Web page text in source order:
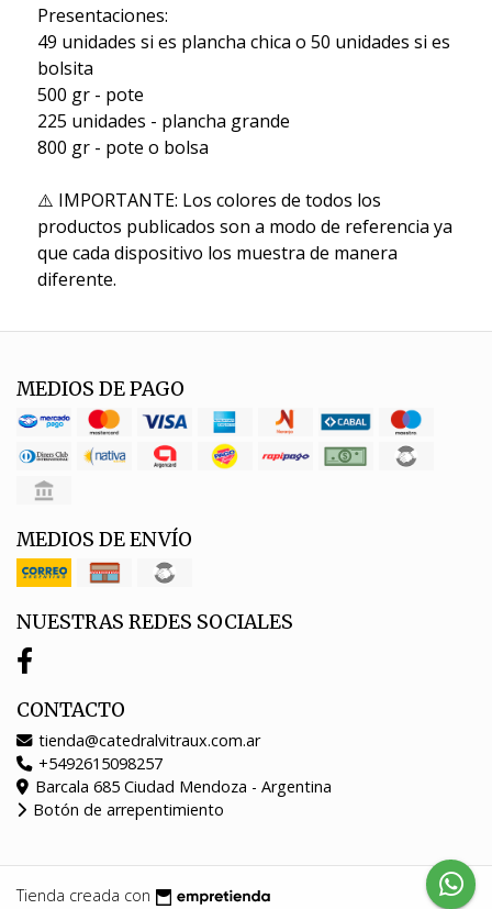
Presentaciones:
49 unidades si es plancha chica o 50 unidades si es
bolsita
500 gr - pote
225 unidades - plancha grande
800 gr - pote o bolsa
⚠️ IMPORTANTE: Los colores de todos los
productos publicados son a modo de referencia ya
que cada dispositivo los muestra de manera
diferente.
MEDIOS DE PAGO
MEDIOS DE ENVÍO
NUESTRAS REDES SOCIALES
CONTACTO
tienda@catedralvitraux.com.ar
+5492615098257
Barcala 685 Ciudad Mendoza - Argentina
Botón de arrepentimiento
Tienda creada con